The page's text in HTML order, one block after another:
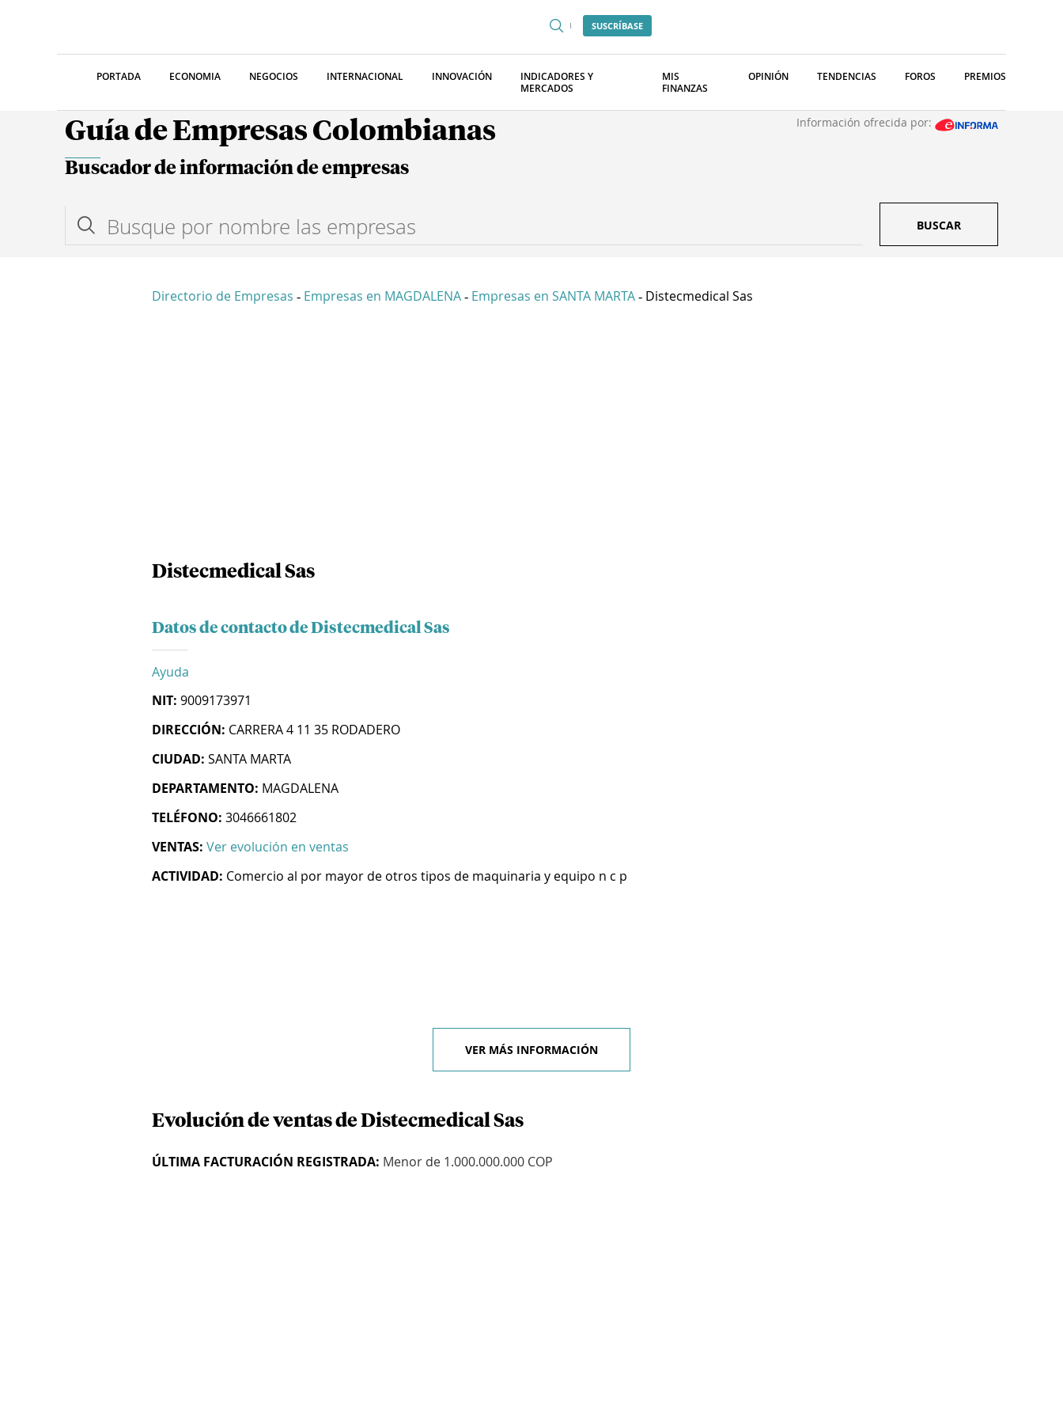
SUSCRÍBASE
PORTADA ECONOMIA NEGOCIOS INTERNACIONAL INNOVACIÓN
INDICADORES Y
MERCADOS
MIS
FINANZAS
OPINIÓN TENDENCIAS FOROS PREMIOS
Guía de Empresas Colombianas Información ofrecida por:
Buscador de información de empresas
BUSCAR
Directorio de Empresas - Empresas en MAGDALENA - Empresas en SANTA MARTA - Distecmedical Sas
Distecmedical Sas
Datos de contacto de Distecmedical Sas
Ayuda
NIT: 9009173971
DIRECCIÓN: CARRERA 4 11 35 RODADERO
CIUDAD: SANTA MARTA
DEPARTAMENTO: MAGDALENA
TELÉFONO: 3046661802
VENTAS: Ver evolución en ventas
ACTIVIDAD: Comercio al por mayor de otros tipos de maquinaria y equipo n c p
VER MÁS INFORMACIÓN
Evolución de ventas de Distecmedical Sas
ÚLTIMA FACTURACIÓN REGISTRADA: Menor de 1.000.000.000 COP